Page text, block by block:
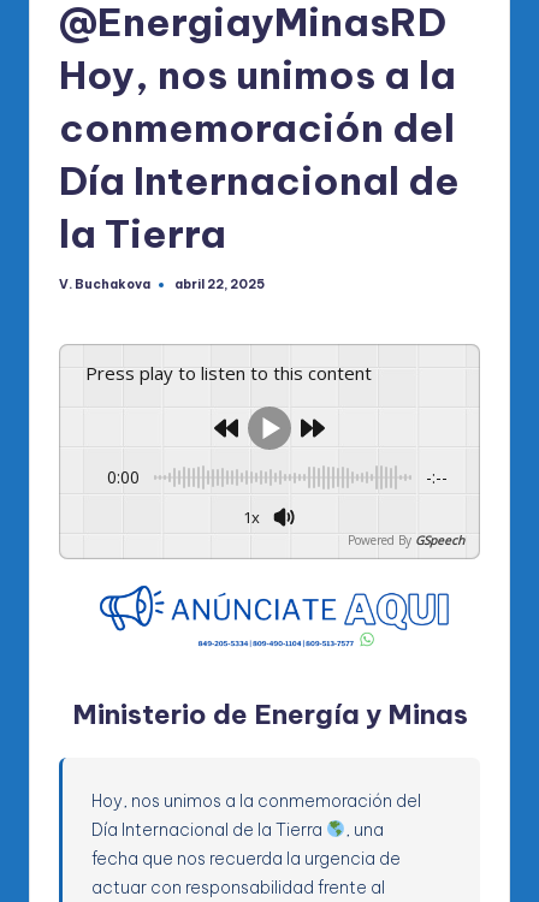
@EnergiayMinasRD
Hoy, nos unimos a la
conmemoración del
Día Internacional de
la Tierra
Publicado
V. Buchakova abril 22, 2025
Press play to listen to this content
0:00 -:--
1x
Powered By GSpeech
Ministerio de Energía y Minas
Hoy, nos unimos a la conmemoración del
Día Internacional de la Tierra
, una
fecha que nos recuerda la urgencia de
actuar con responsabilidad frente al